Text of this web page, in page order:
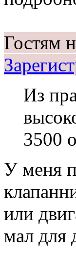
Гостям
Из
3500
У меня
или
мал для